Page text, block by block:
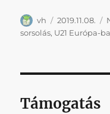
Szerző
vh Közzétéve
2019.11.08.
sorsolás, U21 Európa-
Támogatás